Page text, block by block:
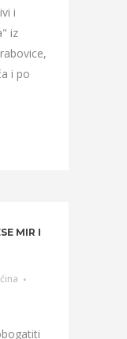
i
iz
i po
MIR I